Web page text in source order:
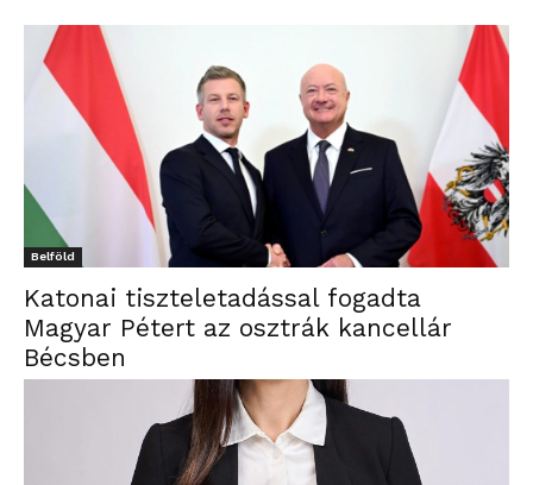
Belföld
Katonai tiszteletadással fogadta
Magyar Pétert az osztrák kancellár
Bécsben